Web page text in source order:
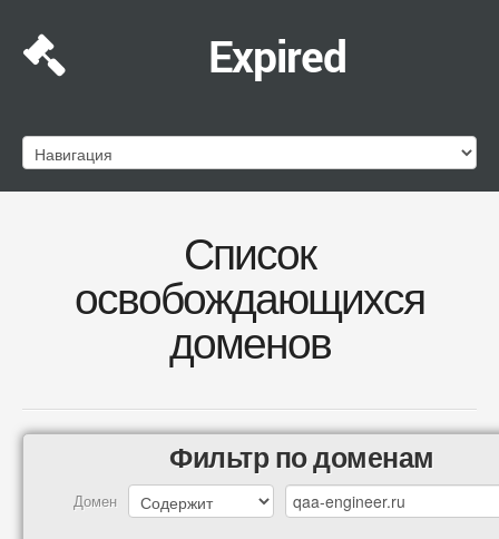
Expired
Список
освобождающихся
доменов
Фильтр по доменам
Домен